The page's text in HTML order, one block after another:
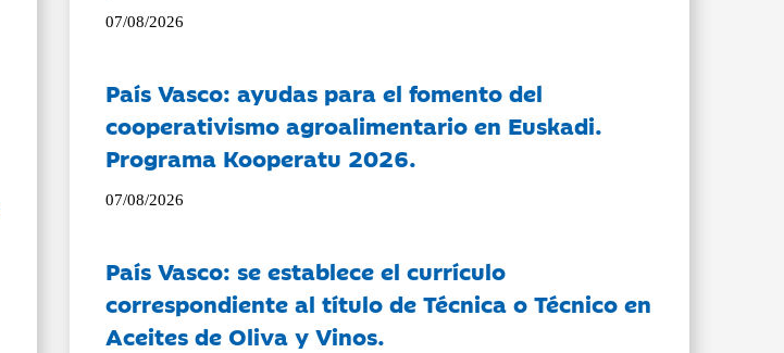
07/08/2026
País Vasco: ayudas para el fomento del
cooperativismo agroalimentario en Euskadi.
Programa Kooperatu 2026.
07/08/2026
País Vasco: se establece el currículo
correspondiente al título de Técnica o Técnico en
Aceites de Oliva y Vinos.